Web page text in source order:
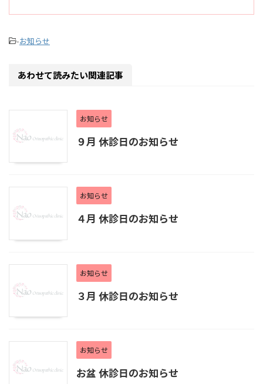
-お知らせ
あわせて読みたい関連記事
お知らせ
９月 休診日のお知らせ
お知らせ
４月 休診日のお知らせ
お知らせ
３月 休診日のお知らせ
お知らせ
お盆 休診日のお知らせ